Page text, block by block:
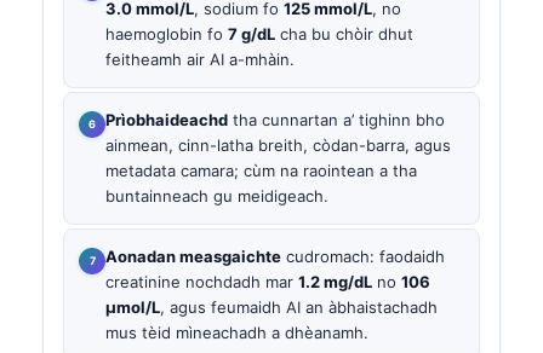
3.0 mmol/L, sodium fo 125 mmol/L, no
haemoglobin fo 7 g/dL cha bu chòir dhut
feitheamh air AI a-mhàin.
Prìobhaideachd tha cunnartan a’ tighinn bho
ainmean, cinn-latha breith, còdan-barra, agus
metadata camara; cùm na raointean a tha
buntainneach gu meidigeach.
Aonadan measgaichte cudromach: faodaidh
creatinine nochdadh mar 1.2 mg/dL no 106
µmol/L, agus feumaidh AI an àbhaistachadh
mus tèid mìneachadh a dhèanamh.